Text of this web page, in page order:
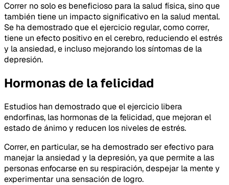
Correr no solo es beneficioso para la salud física, sino que
también tiene un impacto significativo en la salud mental.
Se ha demostrado que el ejercicio regular, como correr,
tiene un efecto positivo en el cerebro, reduciendo el estrés
y la ansiedad, e incluso mejorando los síntomas de la
depresión.
Hormonas de la felicidad
Estudios han demostrado que el ejercicio libera
endorfinas, las hormonas de la felicidad, que mejoran el
estado de ánimo y reducen los niveles de estrés.
Correr, en particular, se ha demostrado ser efectivo para
manejar la ansiedad y la depresión, ya que permite a las
personas enfocarse en su respiración, despejar la mente y
experimentar una sensación de logro.